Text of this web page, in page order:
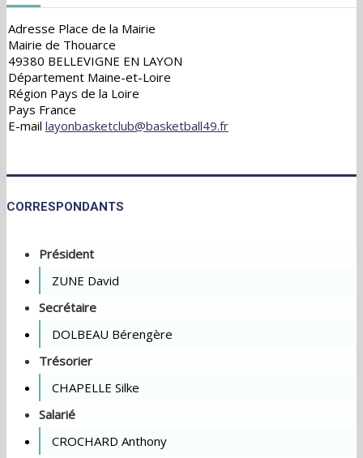
Adresse Place de la Mairie
Mairie de Thouarce
49380 BELLEVIGNE EN LAYON
Département Maine-et-Loire
Région Pays de la Loire
Pays France
E-mail layonbasketclub@basketball49.fr
CORRESPONDANTS
Président
ZUNE David
Secrétaire
DOLBEAU Bérengère
Trésorier
CHAPELLE Silke
Salarié
CROCHARD Anthony